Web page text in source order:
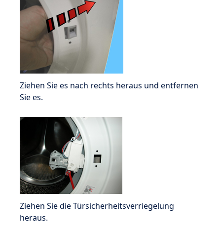
Ziehen Sie es nach rechts heraus und entfernen
Sie es.
Ziehen Sie die Türsicherheitsverriegelung
heraus.